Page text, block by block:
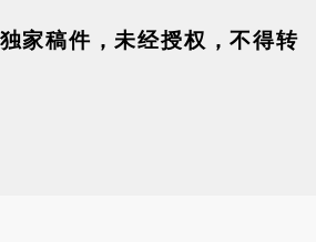
家稿件，未经授权，不得转